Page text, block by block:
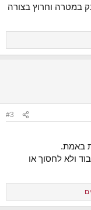
במטרה וחרוץ בצורה
#3
באמת.
ולא לחסוך או